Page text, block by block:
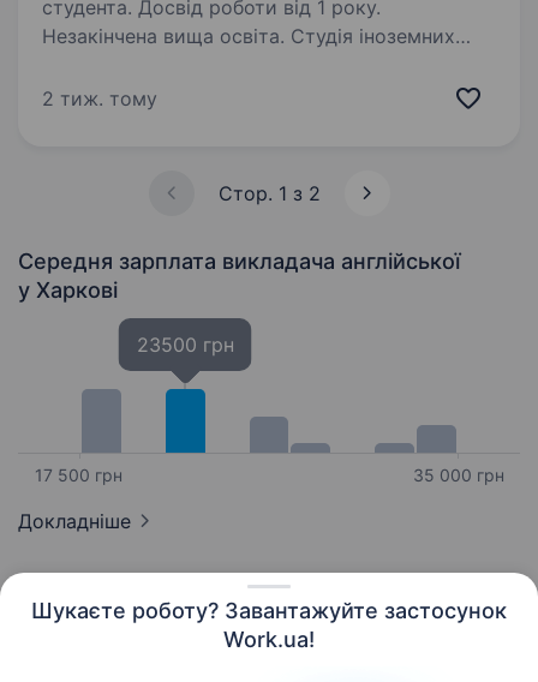
Шукаєте роботу? Завантажуйте застосунок
Work.ua!
студента. Досвід роботи від 1 року.
Незакінчена вища освіта. Студія іноземних
викладача англійської мови. Обов’язки
Працювати згідно власних програм студіі;…
2 тиж. тому
Стор. 1 з 2
Середня зарплата викладача англійської
у Харкові
17 500 грн
23500 грн
35 000 грн
Докладніше